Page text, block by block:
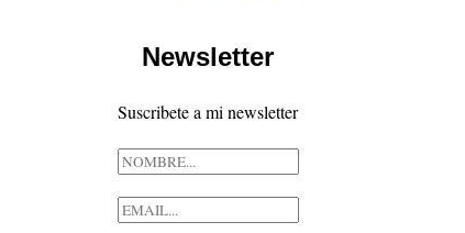
Newsletter
Suscribete a mi newsletter